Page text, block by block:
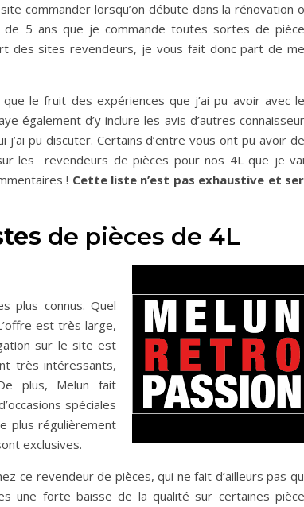
commander lorsqu’on débute dans la rénovation
de 5 ans que je commande toutes sortes de
des sites revendeurs, je vous fait donc part de
le fruit des expériences que j’ai pu avoir avec
également d’y inclure les avis d’autres
pu discuter. Certains d’entre vous ont pu avoir
les revendeurs de pièces pour nos 4L que je
! Cette liste n’est pas exhaustive et
de pièces de 4L
plus connus. Quel
est très large,
sur le site est
très intéressants,
plus, Melun fait
spéciales
plus régulièrement
exclusives.
ce revendeur de pièces, qui ne fait d’ailleurs pas
une forte baisse de la qualité sur certaines